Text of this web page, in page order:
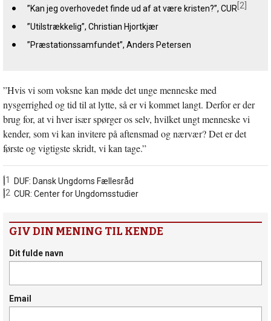
”Kan jeg overhovedet finde ud af at være kristen?”, CUR [2]
”Utilstrækkelig”, Christian Hjortkjær
”Præstationssamfundet”, Anders Petersen
”Hvis vi som voksne kan møde det unge menneske med
nysgerrighed og tid til at lytte, så er vi kommet langt. Derfor er der
brug for, at vi hver især spørger os selv, hvilket ungt menneske vi
kender, som vi kan invitere på aftensmad og nærvær? Det er det
første og vigtigste skridt, vi kan tage.”
[1]
DUF: Dansk Ungdoms Fællesråd
[2]
CUR: Center for Ungdomsstudier
GIV DIN MENING TIL KENDE
Dit fulde navn
Email